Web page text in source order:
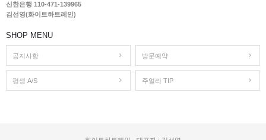
신한은행 110-471-139965
김선영(화이트하트레인)
SHOP MENU
공지사항 방문예약
평생 A/S 주얼리 TIP